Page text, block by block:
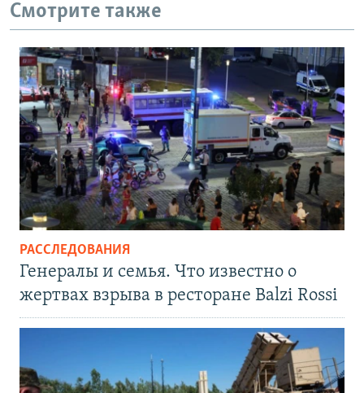
Смотрите также
РАССЛЕДОВАНИЯ
Генералы и семья. Что известно о
жертвах взрыва в ресторане Balzi Rossi